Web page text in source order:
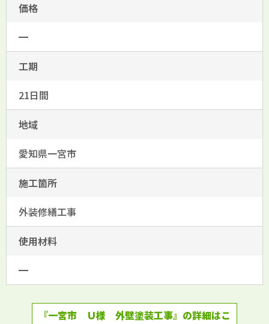
価格
━
工期
21日間
地域
愛知県一宮市
施工箇所
外装修繕工事
使用材料
━
『一宮市 Ｕ様 外壁塗装工事』の詳細はこ